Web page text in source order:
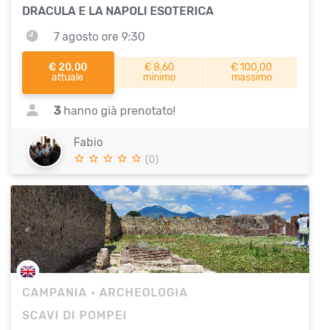
DRACULA E LA NAPOLI ESOTERICA
7 agosto ore 9:30
€ 20,00
attuale
€ 8,60
minimo
€ 100,00
massimo
3 hanno già prenotato!
Fabio
(0)
CAMPANIA • ARCHEOLOGIA
SCAVI DI POMPEI